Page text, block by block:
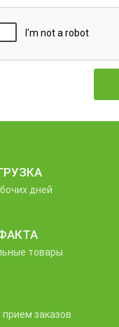
дней
товары
заказов